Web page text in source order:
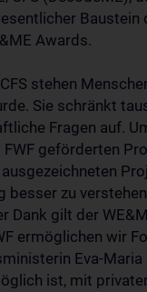
Awards.
stehen
Sie schränkt
Fragen auf.
geförderten
besser zu
Dank gilt der
ermöglichen wir
Eva-Maria
ist, mit